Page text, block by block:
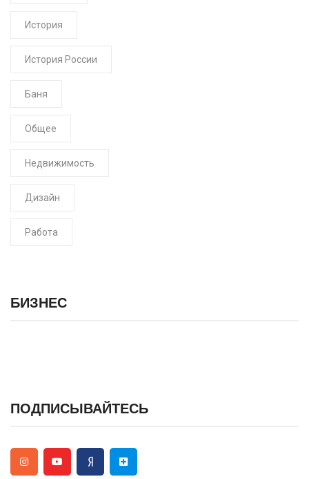
История
История России
Баня
Общее
Недвижимость
Дизайн
Работа
БИЗНЕС
ПОДПИСЫВАЙТЕСЬ